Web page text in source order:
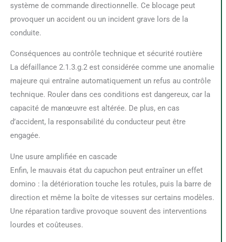
système de commande directionnelle. Ce blocage peut
provoquer un accident ou un incident grave lors de la
conduite.
Conséquences au contrôle technique et sécurité routière
La défaillance 2.1.3.g.2 est considérée comme une anomalie
majeure qui entraîne automatiquement un refus au contrôle
technique. Rouler dans ces conditions est dangereux, car la
capacité de manœuvre est altérée. De plus, en cas
d’accident, la responsabilité du conducteur peut être
engagée.
Une usure amplifiée en cascade
Enfin, le mauvais état du capuchon peut entraîner un effet
domino : la détérioration touche les rotules, puis la barre de
direction et même la boîte de vitesses sur certains modèles.
Une réparation tardive provoque souvent des interventions
lourdes et coûteuses.